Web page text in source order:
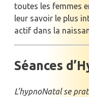
toutes les femmes
leur savoir le plus
actif dans la
Séances
L’hypnoNatal se